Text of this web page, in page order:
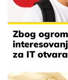
Zbog
za IT